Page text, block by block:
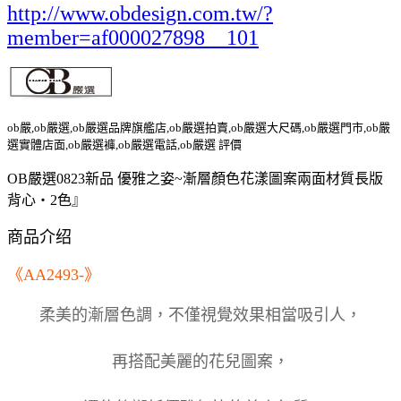
http://www.obdesign.com.tw/?
member=af000027898__101
ob嚴,ob嚴選,ob嚴選品牌旗艦店,ob嚴選拍賣,ob嚴選大尺碼,ob嚴選門市,ob嚴
選實體店面,ob嚴選褲,ob嚴選電話,ob嚴選 評價
OB嚴選0823新品 優雅之姿~漸層顏色花漾圖案兩面材質長版
背心‧2色』
商品介绍
《AA2493-》
柔美的漸層色調，不僅視覺效果相當吸引人，
再搭配美麗的花兒圖案，